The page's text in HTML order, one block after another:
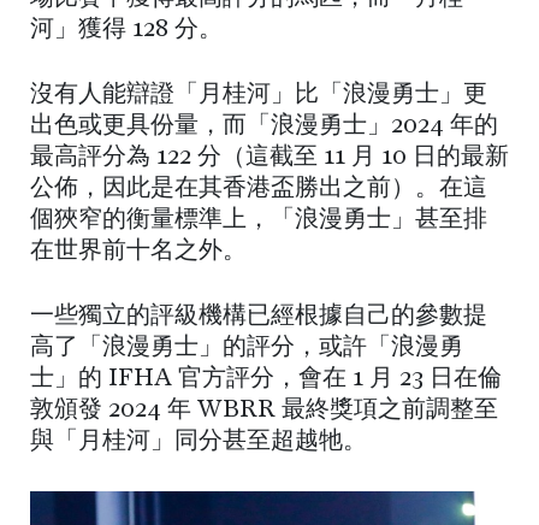
河」獲得 128 分。
沒有人能辯證「月桂河」比「浪漫勇士」更
出色或更具份量，而「浪漫勇士」2024 年的
最高評分為 122 分（這截至 11 月 10 日的最新
公佈，因此是在其香港盃勝出之前）。在這
個狹窄的衡量標準上，「浪漫勇士」甚至排
在世界前十名之外。
一些獨立的評級機構已經根據自己的參數提
高了「浪漫勇士」的評分，或許「浪漫勇
士」的 IFHA 官方評分，會在 1 月 23 日在倫
敦頒發 2024 年 WBRR 最終獎項之前調整至
與「月桂河」同分甚至超越牠。